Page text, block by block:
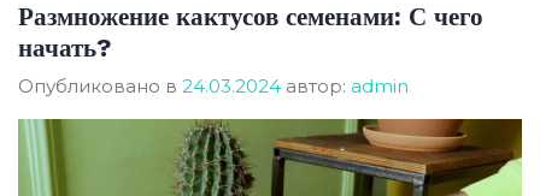
Размножение кактусов семенами: С чего
начать?
Опубликовано в 24.03.2024 автор: admin